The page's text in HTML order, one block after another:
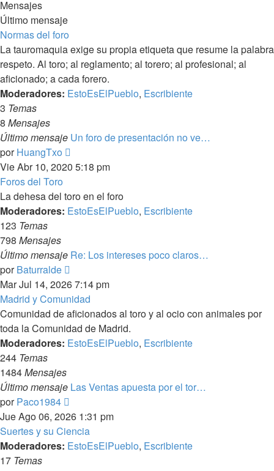
Mensajes
Último mensaje
Normas del foro
La tauromaquia exige su propia etiqueta que resume la palabra
respeto. Al toro; al reglamento; al torero; al profesional; al
aficionado; a cada forero.
Moderadores: EstoEsElPueblo, Escribiente
3 Temas
8 Mensajes
Último mensaje Un foro de presentación no ve…
porHuangTxo
último
Vie Abr 10, 2020 5:18 pm
Foros del Toro
La dehesa del toro en el foro
Moderadores: EstoEsElPueblo, Escribiente
123 Temas
798 Mensajes
Último mensaje Re: Los intereses poco claros…
porBaturralde
último
mensaje
Mar Jul 14, 2026 7:14 pm
Madrid y Comunidad
Comunidad de aficionados al toro y al ocio con animales por
toda la Comunidad de Madrid.
Moderadores: EstoEsElPueblo, Escribiente
244 Temas
1484Mensajes
Último mensaje Las Ventas apuesta por el tor…
porPaco1984
último
mensaje
Jue Ago 06, 2026 1:31 pm
Suertes y su Ciencia
Moderadores: EstoEsElPueblo, Escribiente
17 Temas